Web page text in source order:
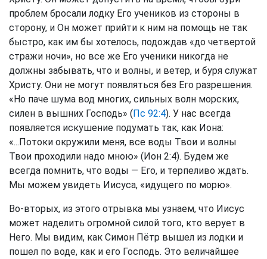
проблем бросали лодку Его учеников из стороны в
сторону, и Он может прийти к ним на помощь не так
быстро, как им бы хотелось, подождав «до четвертой
стражи ночи», но все же Его ученики никогда не
должны забывать, что и волны, и ветер, и буря служат
Христу. Они не могут появляться без Его разрешения.
«Но паче шума вод многих, сильных волн морских,
силен в вышних Господь» (Пс 92:4). У нас всегда
появляется искушение подумать так, как Иона:
«...Потоки окружили меня, все воды Твои и волны
Твои проходили надо мною» (Ион 2:4). Будем же
всегда помнить, что воды — Его, и терпеливо ждать.
Мы можем увидеть Иисуса, «идущего по морю».
Во-вторых, из этого отрывка мы узнаем, что Иисус
может наделить огромной силой того, кто верует в
Него. Мы видим, как Симон Пётр вышел из лодки и
пошел по воде, как и его Господь. Это величайшее